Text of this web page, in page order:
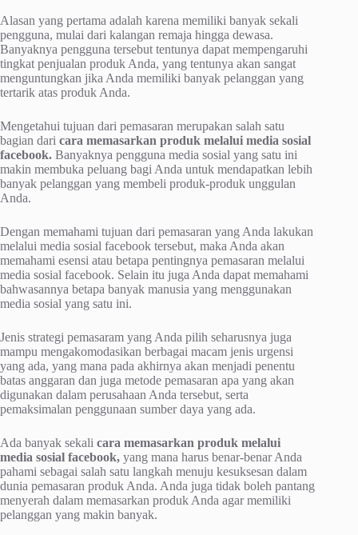
Alasan yang pertama adalah karena memiliki banyak sekali
pengguna, mulai dari kalangan remaja hingga dewasa.
Banyaknya pengguna tersebut tentunya dapat mempengaruhi
tingkat penjualan produk Anda, yang tentunya akan sangat
menguntungkan jika Anda memiliki banyak pelanggan yang
tertarik atas produk Anda.
Mengetahui tujuan dari pemasaran merupakan salah satu
bagian dari cara memasarkan produk melalui media sosial
facebook. Banyaknya pengguna media sosial yang satu ini
makin membuka peluang bagi Anda untuk mendapatkan lebih
banyak pelanggan yang membeli produk-produk unggulan
Anda.
Dengan memahami tujuan dari pemasaran yang Anda lakukan
melalui media sosial facebook tersebut, maka Anda akan
memahami esensi atau betapa pentingnya pemasaran melalui
media sosial facebook. Selain itu juga Anda dapat memahami
bahwasannya betapa banyak manusia yang menggunakan
media sosial yang satu ini.
Jenis strategi pemasaram yang Anda pilih seharusnya juga
mampu mengakomodasikan berbagai macam jenis urgensi
yang ada, yang mana pada akhirnya akan menjadi penentu
batas anggaran dan juga metode pemasaran apa yang akan
digunakan dalam perusahaan Anda tersebut, serta
pemaksimalan penggunaan sumber daya yang ada.
Ada banyak sekali cara memasarkan produk melalui
media sosial facebook, yang mana harus benar-benar Anda
pahami sebagai salah satu langkah menuju kesuksesan dalam
dunia pemasaran produk Anda. Anda juga tidak boleh pantang
menyerah dalam memasarkan produk Anda agar memiliki
pelanggan yang makin banyak.